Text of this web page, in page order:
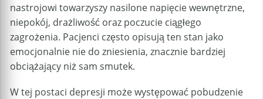
nastrojowi towarzyszy nasilone napięcie wewnętrzne,
niepokój, drażliwość oraz poczucie ciągłego
zagrożenia. Pacjenci często opisują ten stan jako
emocjonalnie nie do zniesienia, znacznie bardziej
obciążający niż sam smutek.
W tej postaci depresji może występować pobudzenie